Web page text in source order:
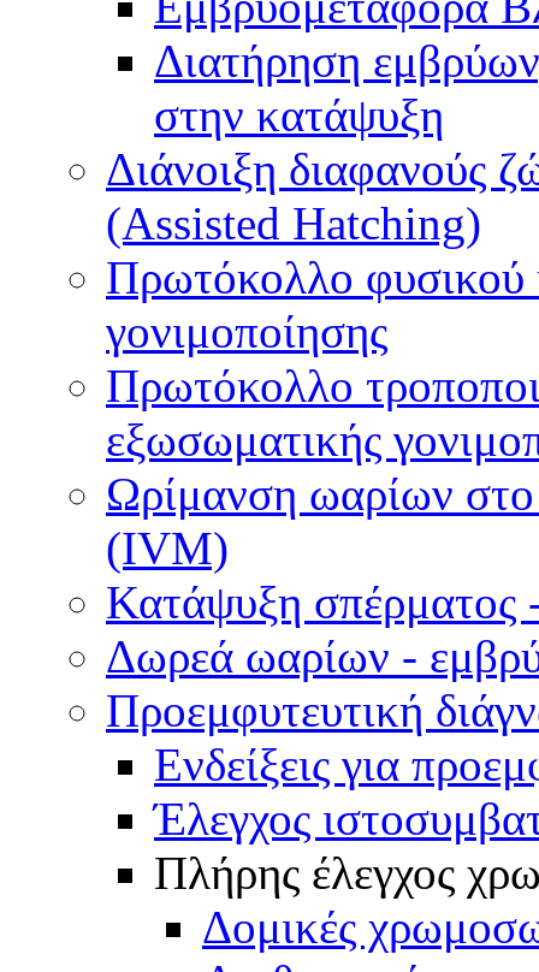
Διατήρηση
στην κατάψυξη
Διάνοιξη διαφανούς
(Assisted Hatching)
Πρωτόκολλο φυσικού
γονιμοποίησης
Πρωτόκολλο
εξωσωματικής
Ωρίμανση ωαρίων
(IVM)
Κατάψυξη σπέρματος
Δωρεά ωαρίων -
Προεμφυτευτική
Ενδείξεις για
Έλεγχος
Πλήρης έλεγχος
Δομικές